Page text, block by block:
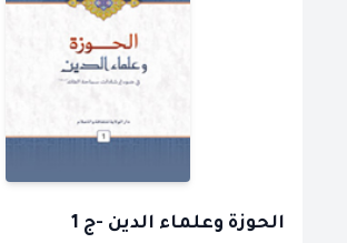
الحوزة وعلماء الدين -ج 1